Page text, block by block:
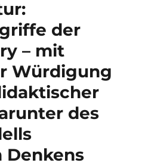
History“
Christine
Gundermann
et
al.
nun
auch
auf
Englisch!
der
– mit
Würdigung
des
Denkens